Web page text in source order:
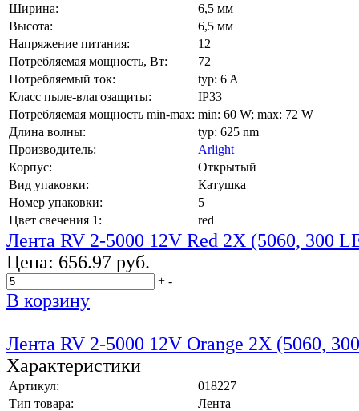
Ширина:
6,5 мм
Высота:
6,5 мм
Напряжение питания:
12
Потребляемая мощность, Вт:
72
Потребляемый ток:
typ: 6 A
Класс пыле-влагозащиты:
IP33
Потребляемая мощность min-max: min: 60 W; max: 72 W
Длина волны:
typ: 625 nm
Производитель:
Arlight
Корпус:
Открытый
Вид упаковки:
Катушка
Номер упаковки:
5
Цвет свечения 1:
red
Лента RV 2-5000 12V Red 2X (5060, 300
Цена: 656.97 руб.
+ -
В корзину
Лента RV 2-5000 12V Orange 2X (5060,
Характеристики
Артикул:
018227
Тип товара:
Лента